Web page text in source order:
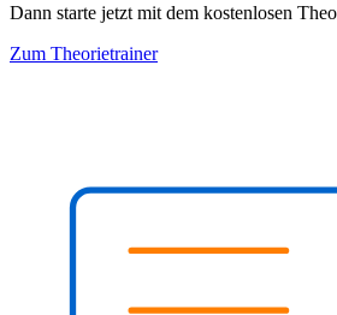
Dann starte jetzt mit dem kostenlosen
Zum Theorietrainer